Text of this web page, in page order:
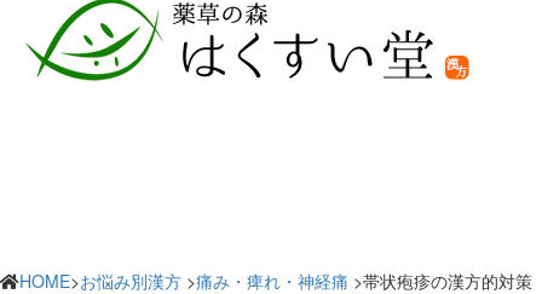
HOME>お悩み別漢方 >痛み・痺れ・神経痛 >帯状疱疹の漢方的対策